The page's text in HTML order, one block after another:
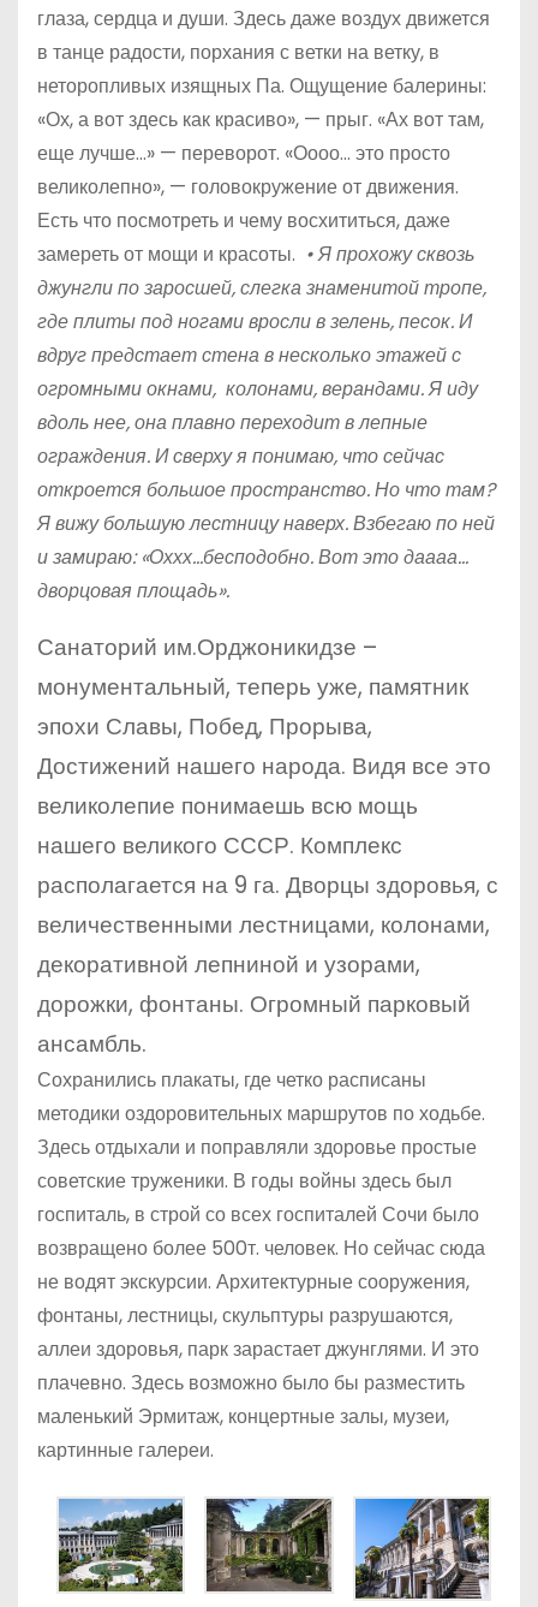
глаза, сердца и души. Здесь даже воздух движется
в танце радости, порхания с ветки на ветку, в
неторопливых изящных Па. Ощущение балерины:
«Ох, а вот здесь как красиво», — прыг. «Ах вот там,
еще лучше…» — переворот. «Оооо… это просто
великолепно», — головокружение от движения.
Есть что посмотреть и чему восхититься, даже
замереть от мощи и красоты. • Я прохожу сквозь
джунгли по заросшей, слегка знаменитой тропе,
где плиты под ногами вросли в зелень, песок. И
вдруг предстает стена в несколько этажей с
огромными окнами, колонами, верандами. Я иду
вдоль нее, она плавно переходит в лепные
ограждения. И сверху я понимаю, что сейчас
откроется большое пространство. Но что там?
Я вижу большую лестницунаверх. Взбегаю по ней
и замираю: «Оххх…бесподобно. Вот это даааа…
дворцовая площадь».
Санаторий им.Орджоникидзе –
монументальный, теперь уже, памятник
эпохи Славы, Побед, Прорыва,
Достижений нашего народа. Видя все это
великолепие понимаешь всю мощь
нашего великого СССР. Комплекс
располагается на 9 га. Дворцы здоровья, с
величественными лестницами, колонами,
декоративной лепниной и узорами,
дорожки, фонтаны. Огромный парковый
ансамбль.
Сохранились плакаты, где четко расписаны
методики оздоровительных маршрутов по ходьбе.
Здесь отдыхали и поправляли здоровье простые
советские труженики. В годы войны здесь был
госпиталь, в строй со всех госпиталей Сочи было
возвращено более 500т. человек. Но сейчас сюда
не водят экскурсии. Архитектурные сооружения,
фонтаны, лестницы, скульптуры разрушаются,
аллеи здоровья, парк зарастает джунглями. И это
плачевно. Здесь возможно было бы разместить
маленький Эрмитаж, концертные залы, музеи,
картинные галереи.